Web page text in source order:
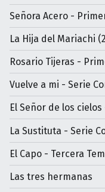
Señora Acero -
La Hija del Mariachi
Rosario Tijeras -
Vuelve a mi - Serie
El Señor de los
La Sustituta - Serie
El Capo - Tercera
Las tres hermanas